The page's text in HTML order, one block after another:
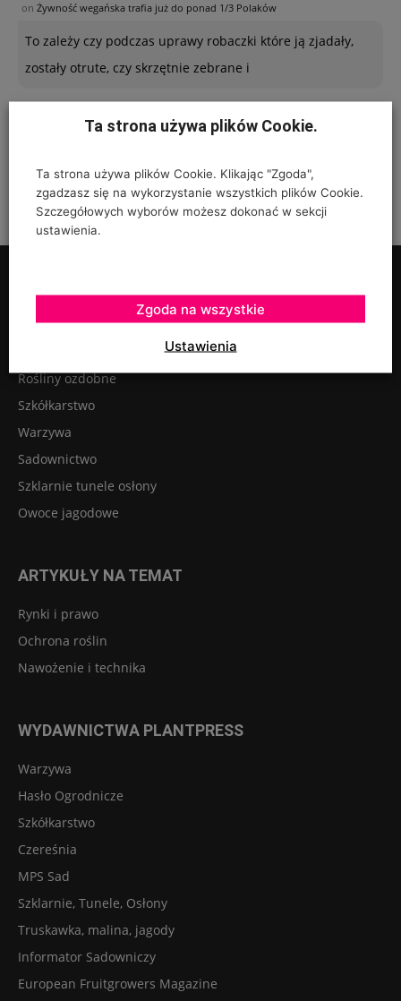
on Żywność wegańska trafia już do ponad 1/3 Polaków
To zależy czy podczas uprawy robaczki które ją zjadały,
zostały otrute, czy skrzętnie zebrane i
Rośliny ozdobne
Szkółkarstwo
Warzywa
Sadownictwo
Szklarnie tunele osłony
Owoce jagodowe
ARTYKUŁY NA TEMAT
Rynki i prawo
Ochrona roślin
Nawożenie i technika
WYDAWNICTWA PLANTPRESS
Warzywa
Hasło Ogrodnicze
Szkółkarstwo
Czereśnia
MPS Sad
Szklarnie, Tunele, Osłony
Truskawka, malina, jagody
Informator Sadowniczy
European Fruitgrowers Magazine
Ta strona używa plików Cookie.
Ta strona używa plików Cookie. Klikając "Zgoda",
zgadzasz się na wykorzystanie wszystkich plików Cookie.
Szczegółowych wyborów możesz dokonać w sekcji
ustawienia.
Ustawienia
Zgoda na wszystkie